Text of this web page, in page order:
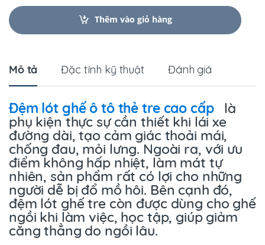
t
i
Thêm vào giỏ hàng
Mô tả Đặc tính kỹ thuật Đánh giá
Đệm lót ghế ô tô thẻ tre cao cấp là
phụ kiện thực sự cần thiết khi lái xe
đường dài, tạo cảm giác thoải mái,
chống đau, mỏi lưng. Ngoài ra, với ưu
điểm không hấp nhiệt, làm mát tự
nhiên, sản phẩm rất có lợi cho những
người dễ bị đổ mồ hôi. Bên cạnh đó,
đệm lót ghế tre còn được dùng cho ghế
ngồi khi làm việc, học tập, giúp giảm
căng thẳng do ngồi lâu.